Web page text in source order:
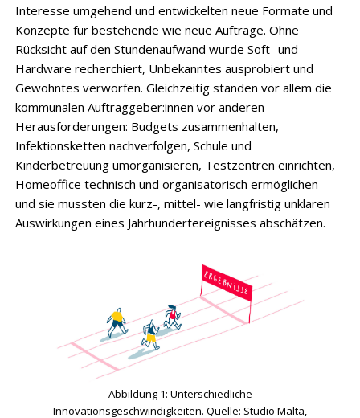
Interesse umgehend und entwickelten neue Formate und
Konzepte für bestehende wie neue Aufträge. Ohne
Rücksicht auf den Stundenaufwand wurde Soft- und
Hardware recherchiert, Unbekanntes ausprobiert und
Gewohntes verworfen. Gleichzeitig standen vor allem die
kommunalen Auftraggeber:innen vor anderen
Herausforderungen: Budgets zusammenhalten,
Infektionsketten nachverfolgen, Schule und
Kinderbetreuung umorganisieren, Testzentren einrichten,
Homeoffice technisch und organisatorisch ermöglichen –
und sie mussten die kurz-, mittel- wie langfristig unklaren
Auswirkungen eines Jahrhundertereignisses abschätzen.
Abbildung 1: Unterschiedliche
Innovationsgeschwindigkeiten. Quelle: Studio Malta,